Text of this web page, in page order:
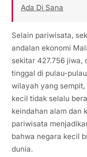
Ada Di Sana
Selain pariwisata,
andalan ekonomi
sekitar 427.756 jiwa,
tinggal di pulau-
wilayah yang
kecil tidak selalu
keindahan alam dan
pariwisata
bahwa negara kecil
dunia.